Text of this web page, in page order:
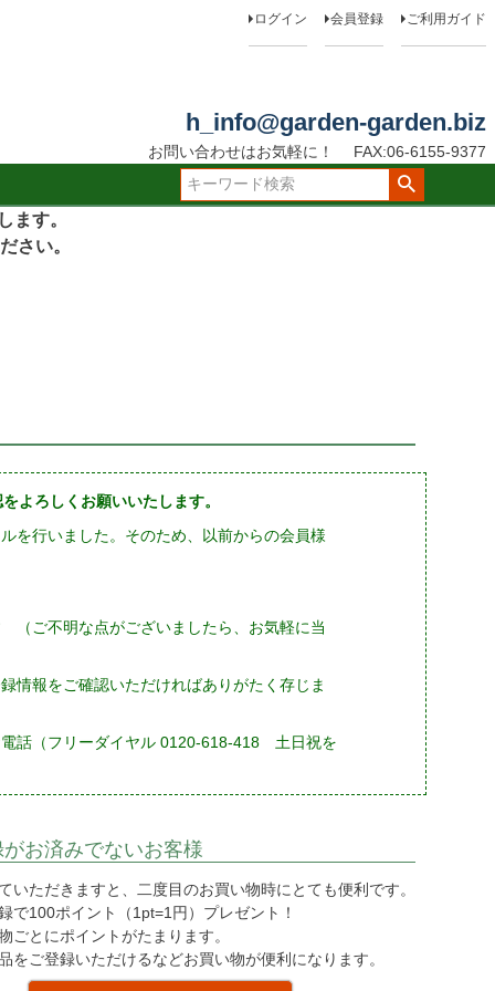
ログイン 会員登録 ご利用ガイド
h_info@garden-garden.biz
お問い合わせはお気軽に！ FAX:06-6155-9377
ます。
さい。
ろしくお願いいたします。
を行いました。そのため、以前からの会員様
（ご不明な点がございましたら、お気軽に当
情報をご確認いただければありがたく存じま
話（フリーダイヤル 0120-618-418 土日祝を
お済みでないお客様
いただきますと、二度目のお買い物時にとても便利です。
で100ポイント（1pt=1円）プレゼント！
ごとにポイントがたまります。
をご登録いただけるなどお買い物が便利になります。